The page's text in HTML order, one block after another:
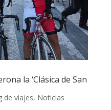
la ‘Clásica de San
de viajes, Noticias